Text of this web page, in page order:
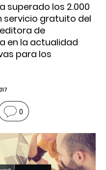
superado los 2.000
servicio gratuito del
de
en la actualidad
para los
0